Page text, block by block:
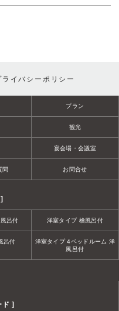
ライバシーポリシー
プラン
観光
宴会場・会議室
問 お問合せ
呂付 洋室タイプ 檜風呂付
呂付
洋室タイプ 4ベッドルーム 洋
風呂付
ド ]